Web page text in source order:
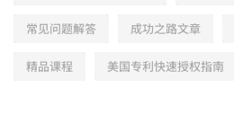
常见问题解答 成功之路文章
精品课程 美国专利快速授权指南